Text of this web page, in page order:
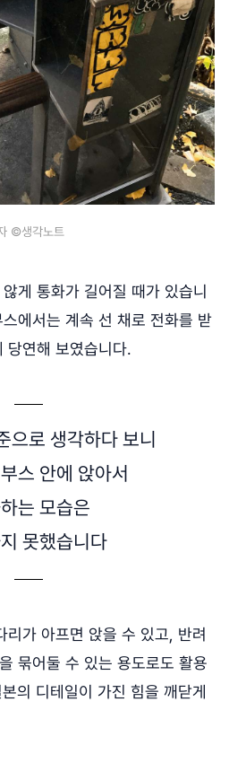
©생각노트
게 통화가 길어질 때가 있습니
에서는 계속 선 채로 전화를 받
당연해 보였습니다.
으로 생각하다 보니
스 안에 앉아서
는 모습은
못했습니다
리가 아프면 앉을 수 있고, 반려
묶어둘 수 있는 용도로도 활용
의 디테일이 가진 힘을 깨닫게